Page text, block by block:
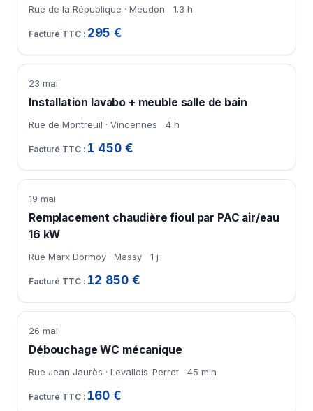
Rue de la République · Meudon 1.3 h
295 €
23 mai
Installation lavabo + meuble salle de bain
Rue de Montreuil · Vincennes 4 h
1 450 €
19 mai
Remplacement chaudière fioul par PAC air/eau
16 kW
Rue Marx Dormoy · Massy 1 j
12 850 €
26 mai
Débouchage WC mécanique
Rue Jean Jaurès · Levallois-Perret 45 min
160 €